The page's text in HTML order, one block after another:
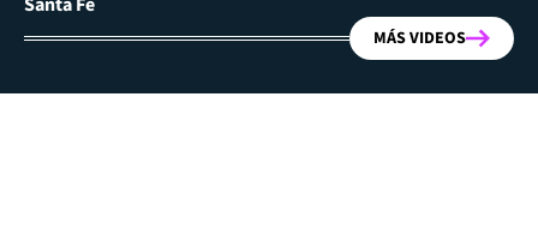
MÁS VIDEOS